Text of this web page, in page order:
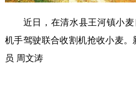
近日，在清水县王河镇小麦
机手驾驶联合收割机抢收小麦。
员 周文涛